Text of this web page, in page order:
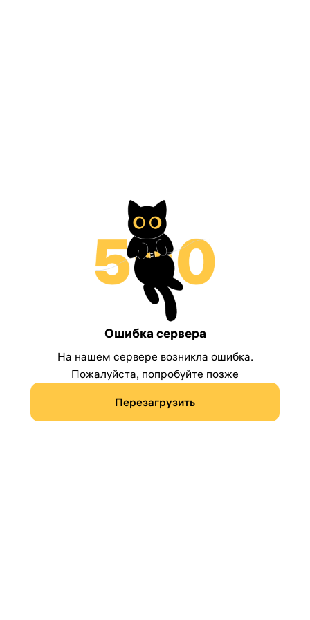
Ошибка сервера
На нашем сервере возникла ошибка.
Пожалуйста, попробуйте позже
Перезагрузить